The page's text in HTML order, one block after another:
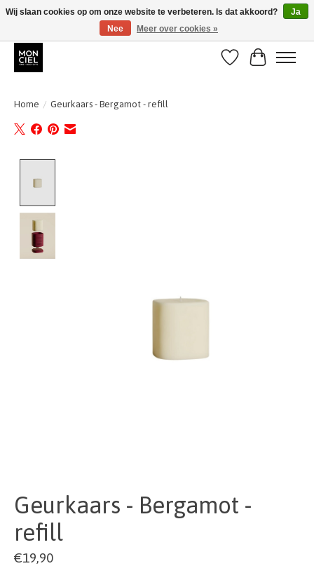
BE + NL : GRATIS VERZENDING van 31/07 t;e.m. 17/8
Verlanglijst
Home / Geurkaars - Bergamot - refill
Geurkaars - Bergamot -
refill
€19,90
Wij slaan cookies op om onze website te verbeteren. Is dat akkoord?
Ja
Nee
Meer over cookies »